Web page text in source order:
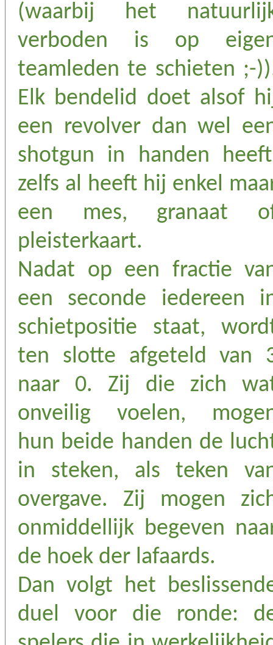
(waarbij het
verboden is op
teamleden te schieten ;-
Elk bendelid doet alsof
een revolver dan wel
shotgun in handen
zelfs al heeft hij enkel
een mes, granaat
pleisterkaart.
Nadat op een fractie
een seconde iedereen
schietpositie staat,
ten slotte afgeteld van
naar 0. Zij die zich
onveilig voelen,
hun beide handen de
in steken, als teken
overgave. Zij mogen
onmiddellijk begeven
de hoek der lafaards.
Dan volgt het
duel voor die ronde: